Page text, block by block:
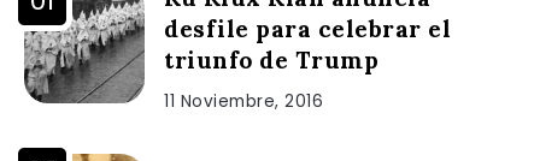
desfile para celebrar el
triunfo de Trump
11 Noviembre, 2016